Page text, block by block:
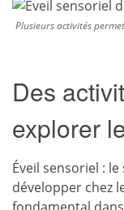
Plusieurs activités
Des
explorer
Éveil sensoriel :
développer chez